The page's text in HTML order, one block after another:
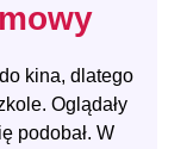
kina, dlatego
Oglądały
podobał. W